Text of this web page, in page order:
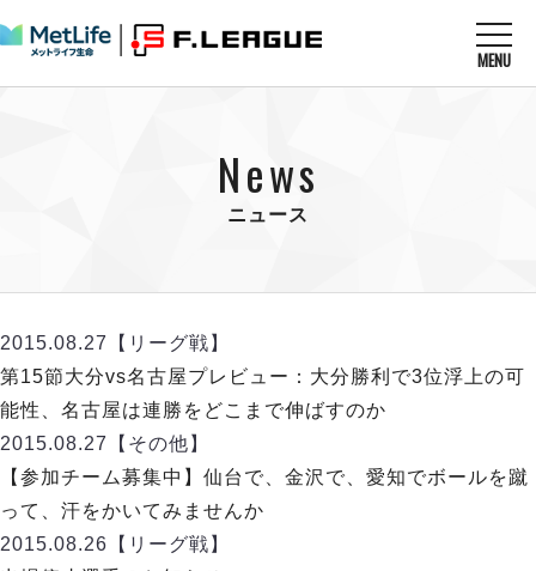
MENU
U-23選抜
クラブ
チケット
メディア情報
フットサル日本代表
その他
MATCHES
順位表
戦績表
警告・退場・出場停止選手
個人ランキング｜ゴール
個人ランキング｜シュート
個人ランキング｜シュート成功率
個人ランキング｜第2PK
メットライフ生命Ｆ１リーグ
エスポラーダ北海道
バルドラール浦安
フウガドールすみだ
しながわシティ
立川アスレティックFC
チケットを買う
アリーナ情報
リーグ概要 ABOUT US
News
ニュース
2015.08.27
【リーグ戦】
第15節大分vs名古屋プレビュー：大分勝利で3位浮上の可
能性、名古屋は連勝をどこまで伸ばすのか
2015.08.27
【その他】
【参加チーム募集中】仙台で、金沢で、愛知でボールを蹴
って、汗をかいてみませんか
2015.08.26 【リーグ戦】